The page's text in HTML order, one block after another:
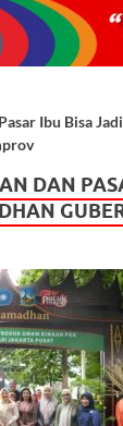
Ibu Bisa
DAN